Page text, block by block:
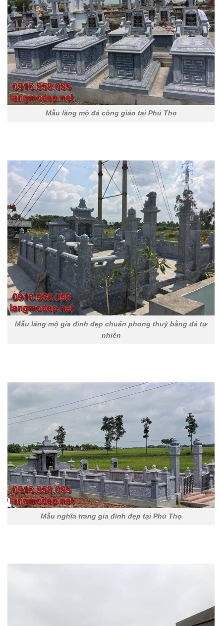
Mẫu lăng mộ đá công giáo tại Phú Thọ
Mẫu lăng mộ gia đình đẹp chuẩn phong thuỷ bằng đá tự
nhiên
Mẫu nghĩa trang gia đình đẹp tại Phú Thọ